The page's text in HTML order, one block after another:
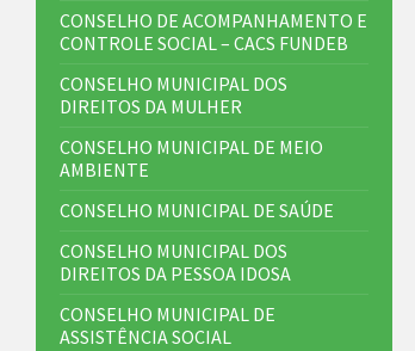
CONSELHO DE ACOMPANHAMENTO E
CONTROLE SOCIAL – CACS FUNDEB
CONSELHO MUNICIPAL DOS
DIREITOS DA MULHER
CONSELHO MUNICIPAL DE MEIO
AMBIENTE
CONSELHO MUNICIPAL DE SAÚDE
CONSELHO MUNICIPAL DOS
DIREITOS DA PESSOA IDOSA
CONSELHO MUNICIPAL DE
ASSISTÊNCIA SOCIAL